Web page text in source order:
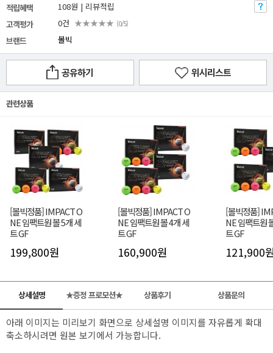
적립혜택
108원 | 리뷰적립
고객평가
0건 ★★★★★ (0/5)
브랜드 볼빅
공유하기 위시리스트
관련상품
[볼빅정품] IMPACT O
NE 임팩트원 볼 5개 세
트 GF
199,800원
[볼빅정품] IMPACT O
NE 임팩트원 볼 4개 세
트 GF
160,900원
[볼빅정품]
NE 임팩트원
트 GF
121,900
상세설명 ★증정 프로모션★ 상품후기 상품문의
아래 이미지는 미리보기 화면으로 상세설명 이미지를 자유롭게 확대
축소하시려면 원본 보기에서 가능합니다.